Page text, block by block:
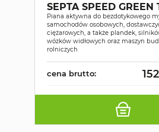
SEPTA SPEED GREEN
Piana aktywna do bezdotykowego
samochodów osobowych,
ciężarowych, a także plandek,
wózków widłowych oraz maszyn
rolniczych
cena brutto: